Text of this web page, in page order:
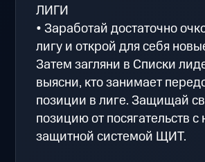
ЛИГИ
• Заработай достаточно
лигу и открой для себя
Затем загляни в Списки
выясни, кто занимает
позиции в лиге. Защищай
позицию от посягательств с
защитной системой ЩИТ.